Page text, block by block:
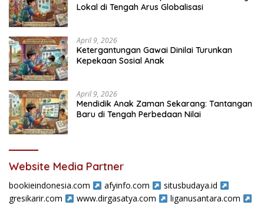
Lokal di Tengah Arus Globalisasi
April 9, 2026
Ketergantungan Gawai Dinilai Turunkan
Kepekaan Sosial Anak
April 9, 2026
Mendidik Anak Zaman Sekarang: Tantangan
Baru di Tengah Perbedaan Nilai
Website Media Partner
bookieindonesia.com afyinfo.com
situsbudaya.id
gresikarir.com
www.dirgasatya.com
liganusantara.com